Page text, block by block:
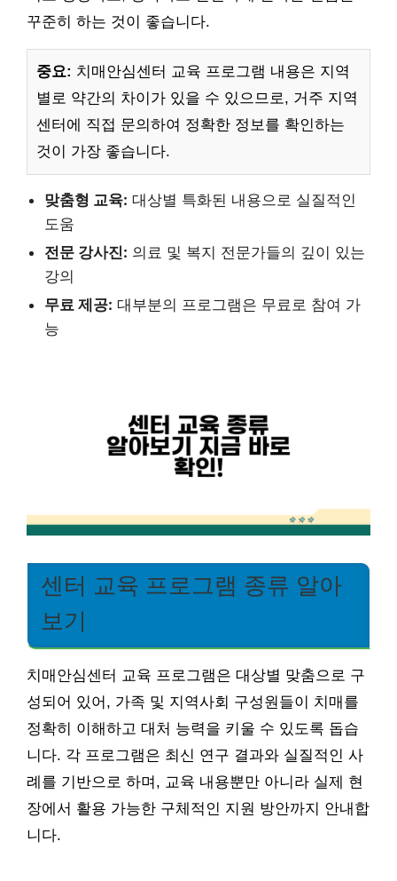
꾸준히 하는 것이 좋습니다.
중요: 치매안심센터 교육 프로그램 내용은 지역
별로 약간의 차이가 있을 수 있으므로, 거주 지역
센터에 직접 문의하여 정확한 정보를 확인하는
것이 가장 좋습니다.
맞춤형 교육: 대상별 특화된 내용으로 실질적인
도움
전문 강사진: 의료 및 복지 전문가들의 깊이 있는
강의
무료 제공: 대부분의 프로그램은 무료로 참여 가
능
센터 교육 프로그램 종류 알아
보기
치매안심센터 교육 프로그램은 대상별 맞춤으로 구
성되어 있어, 가족 및 지역사회 구성원들이 치매를
정확히 이해하고 대처 능력을 키울 수 있도록 돕습
니다. 각 프로그램은 최신 연구 결과와 실질적인 사
례를 기반으로 하며, 교육 내용뿐만 아니라 실제 현
장에서 활용 가능한 구체적인 지원 방안까지 안내합
니다.